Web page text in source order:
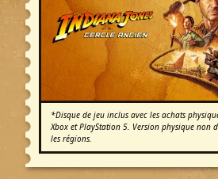
*Disque de jeu inclus avec les achats
Xbox et PlayStation 5. Version physique non
les régions.